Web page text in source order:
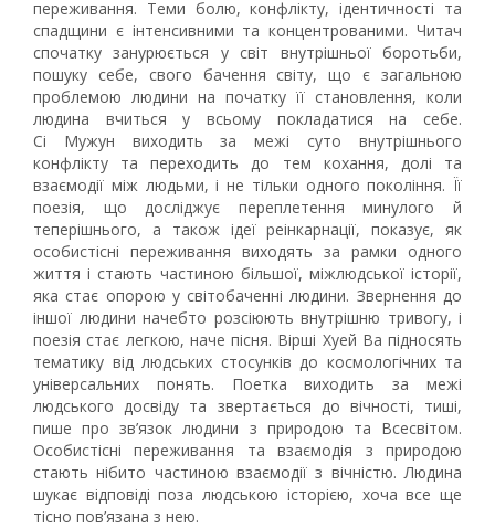
переживання. Теми болю, конфлікту, ідентичності та
спадщини є інтенсивними та концентрованими. Читач
спочатку занурюється у світ внутрішньої боротьби,
пошуку себе, свого бачення світу, що є загальною
проблемою людини на початку її становлення, коли
людина вчиться у всьому покладатися на себе.
Сі Мужун виходить за межі суто внутрішнього
конфлікту та переходить до тем кохання, долі та
взаємодії між людьми, і не тільки одного покоління. Її
поезія, що досліджує переплетення минулого й
теперішнього, а також ідеї реінкарнації, показує, як
особистісні переживання виходять за рамки одного
життя і стають частиною більшої, міжлюдської історії,
яка стає опорою у світобаченні людини. Звернення до
іншої людини начебто розсіюють внутрішню тривогу, і
поезія стає легкою, наче пісня. Вірші Хуей Ва підносять
тематику від людських стосунків до космологічних та
універсальних понять. Поетка виходить за межі
людського досвіду та звертається до вічності, тиші,
пише про зв’язок людини з природою та Всесвітом.
Особистісні переживання та взаємодія з природою
стають нібито частиною взаємодії з вічністю. Людина
шукає відповіді поза людською історією, хоча все ще
тісно пов’язана з нею.